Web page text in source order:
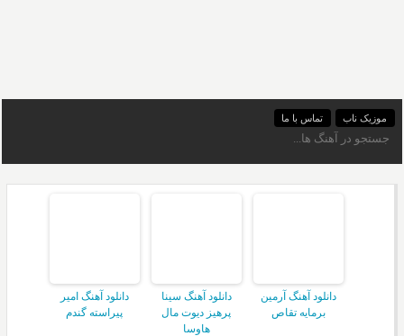
موزیک ناب تماس با ما
دانلود آهنگ آرمین
برمایه تقاص
دانلود آهنگ سینا
پرهیز دیوت مال
هاوسا
دانلود آهنگ امیر
پیراسته گندم